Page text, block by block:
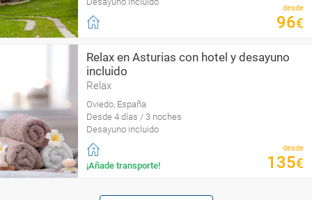
desde
96€
Relax en Asturias con hotel y desayuno
incluido
Relax
Oviedo, España
Desde 4 días / 3 noches
Desayuno incluido
¡Añade transporte!
desde
135€